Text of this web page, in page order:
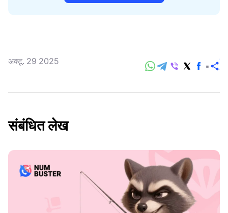
अक्टू. 29 2025
संबंधित लेख